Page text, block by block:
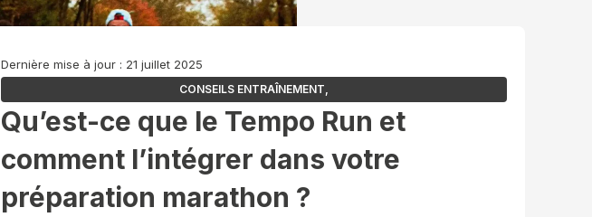
Dernière mise à jour : 21 juillet 2025
CONSEILS ENTRAÎNEMENT,
Qu’est-ce que le Tempo Run et
comment l’intégrer dans votre
préparation marathon ?